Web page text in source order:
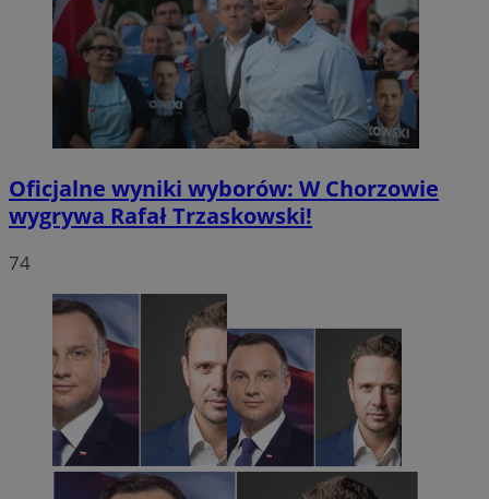
Oficjalne wyniki wyborów: W Chorzowie
wygrywa Rafał Trzaskowski!
74